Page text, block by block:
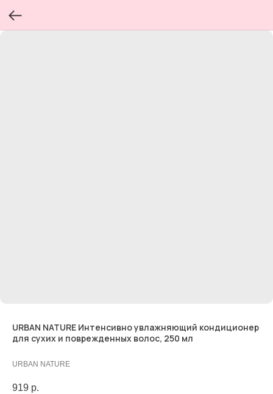
URBAN NATURE Интенсивно увлажняющий кондиционер
для сухих и поврежденных волос, 250 мл
URBAN NATURE
919 р.